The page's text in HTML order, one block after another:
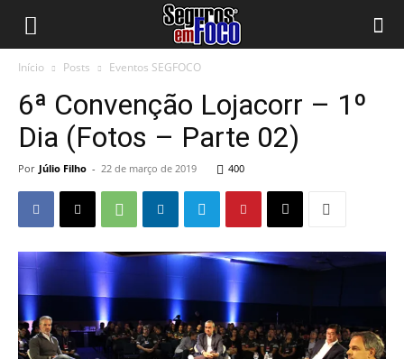
Início Posts Eventos SEGFOCO
6ª Convenção Lojacorr – 1º
Dia (Fotos – Parte 02)
Por Júlio Filho - 22 de março de 2019 400